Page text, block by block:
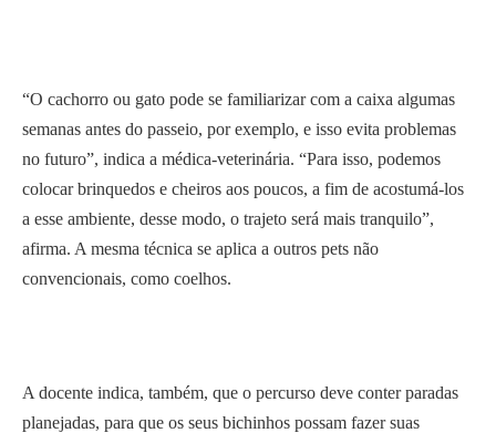
“O cachorro ou gato pode se familiarizar com a caixa algumas
semanas antes do passeio, por exemplo, e isso evita problemas
no futuro”, indica a médica-veterinária. “Para isso, podemos
colocar brinquedos e cheiros aos poucos, a fim de acostumá-los
a esse ambiente, desse modo, o trajeto será mais tranquilo”,
afirma. A mesma técnica se aplica a outros pets não
convencionais, como coelhos.
A docente indica, também, que o percurso deve conter paradas
planejadas, para que os seus bichinhos possam fazer suas